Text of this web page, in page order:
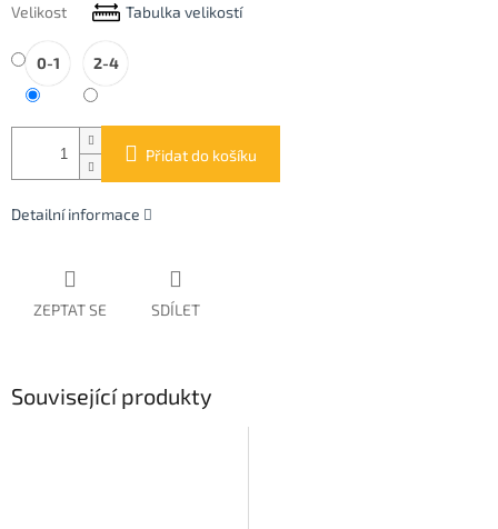
cena:
Velikost Tabulka velikostí
0-1 2-4
Přidat do košíku
Detailní informace
ZEPTAT SE SDÍLET
Související produkty